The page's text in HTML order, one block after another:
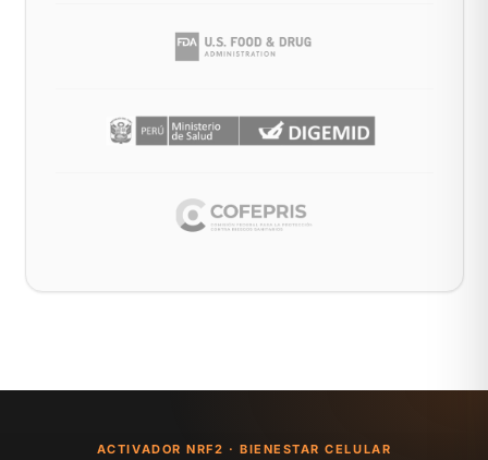
ACTIVADOR NRF2 · BIENESTAR CELULAR